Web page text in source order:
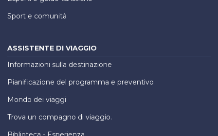
Sport e comunità
ASSISTENTE DI VIAGGIO
Informazioni sulla destinazione
Pianificazione del programma e preventivo
Mondo dei viaggi
Trova un compagno di viaggio.